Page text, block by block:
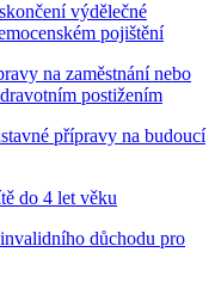
výdělečné
pojištění
na zaměstnání nebo
postižením
přípravy na budoucí
do 4 let věku
důchodu pro